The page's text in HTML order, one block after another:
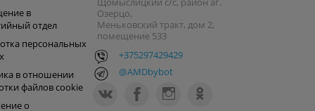
в
отдел
персональных
в отношении
файлов cookie
о
Озерцо,
Меньковский тракт, дом 2,
помещение 533
+375297429429
@AMDbybot